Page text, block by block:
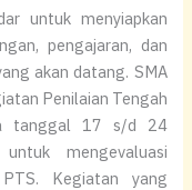
untuk menyiapkan
pengajaran, dan
akan datang. SMA
Penilaian Tengah
tanggal 17 s/d 24
mengevaluasi
Kegiatan yang